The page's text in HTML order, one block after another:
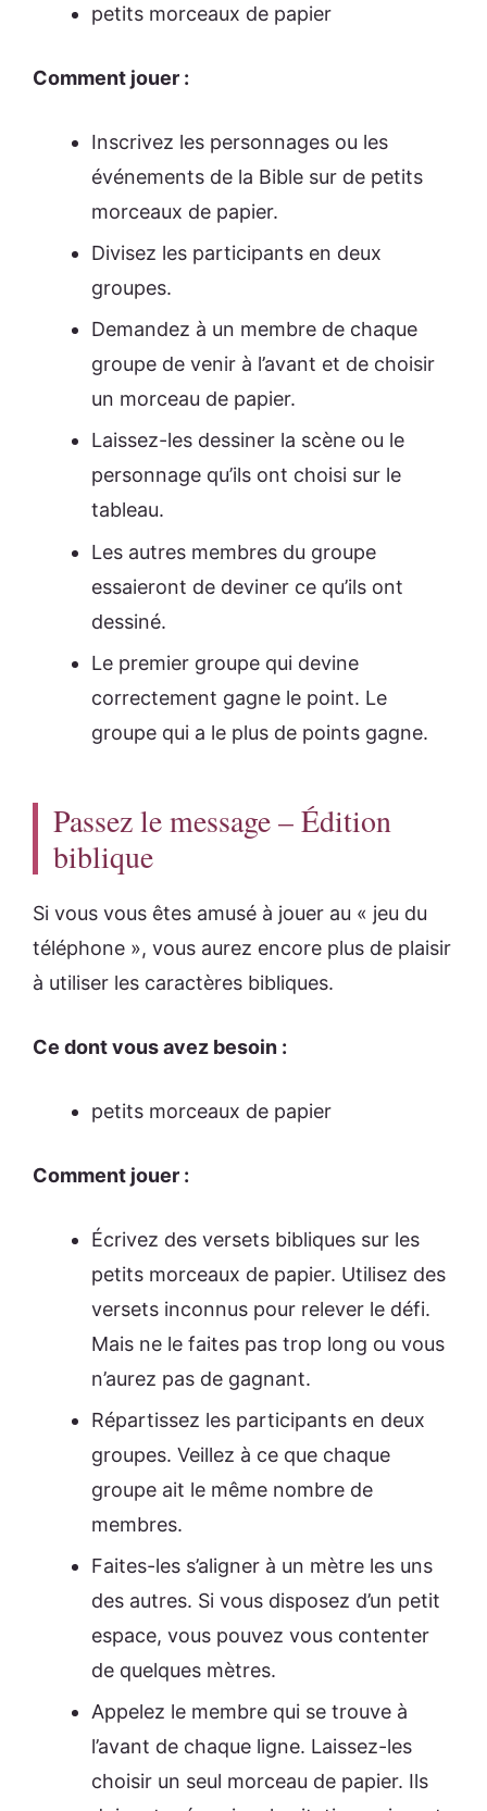
petits morceaux de papier
Comment jouer :
Inscrivez les personnages ou les
événements de la Bible sur de petits
morceaux de papier.
Divisez les participants en deux
groupes.
Demandez à un membre de chaque
groupe de venir à l’avant et de choisir
un morceau de papier.
Laissez-les dessiner la scène ou le
personnage qu’ils ont choisi sur le
tableau.
Les autres membres du groupe
essaieront de deviner ce qu’ils ont
dessiné.
Le premier groupe qui devine
correctement gagne le point. Le
groupe qui a le plus de points gagne.
Passez le message – Édition
biblique
Si vous vous êtes amusé à jouer au « jeu du
téléphone », vous aurez encore plus de plaisir
à utiliser les caractères bibliques.
Ce dont vous avez besoin :
petits morceaux de papier
Comment jouer :
Écrivez des versets bibliques sur les
petits morceaux de papier. Utilisez des
versets inconnus pour relever le défi.
Mais ne le faites pas trop long ou vous
n’aurez pas de gagnant.
Répartissez les participants en deux
groupes. Veillez à ce que chaque
groupe ait le même nombre de
membres.
Faites-les s’aligner à un mètre les uns
des autres. Si vous disposez d’un petit
espace, vous pouvez vous contenter
de quelques mètres.
Appelez le membre qui se trouve à
l’avant de chaque ligne. Laissez-les
choisir un seul morceau de papier. Ils